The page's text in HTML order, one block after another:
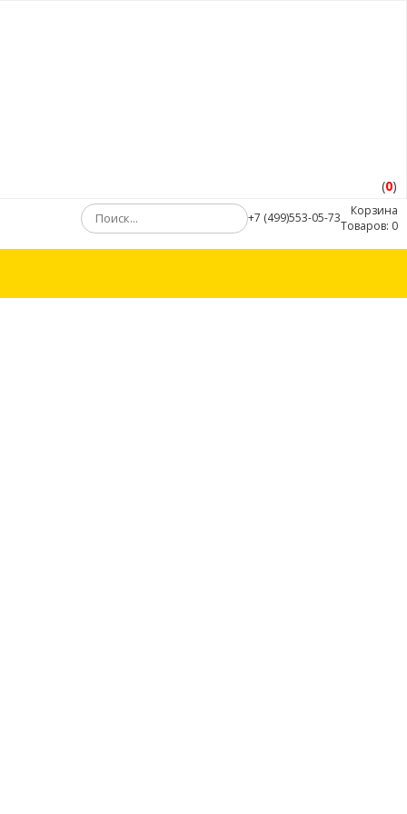
(0)
+7 (499)553-05-73
Корзина
Товаров: 0